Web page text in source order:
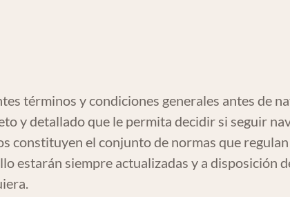
términos y condiciones generales antes de
y detallado que le permita decidir si seguir
constituyen el conjunto de normas que
estarán siempre actualizadas y a disposición